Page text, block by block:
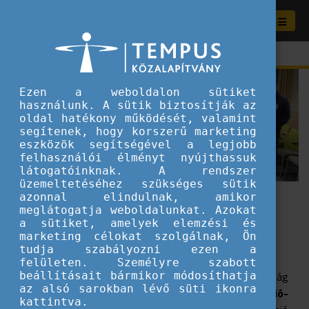
Hálózatunk
Bármilyen kérdésed van, kezdd velünk.
AzEurodeskegy olyan, az Európai Bizottság
támogatásával működő
európai ifjúsági információ-
Ezen a weboldalon sütiket
használunk. A sütik biztosítják az
oldal hatékony működését, valamint
segítenek, hogy korszerű marketing
eszközök segítségével a legjobb
felhasználói élményt nyújthassuk
látogatóinknak. A rendszer
üzemeltetéséhez szükséges sütik
azonnal elindulnak, amikor
meglátogatja weboldalunkat. Azokat
a sütiket, amelyek elemzési és
marketing célokat szolgálnak, Ön
tudja szabályozni ezen a
felületen. Személyre szabott
beállításait bármikor módosíthatja
az alsó sarokban lévő süti ikonra
kattintva.